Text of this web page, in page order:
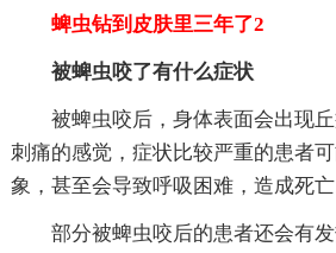
蜱虫钻到皮肤里三年了2
被蜱虫咬了有什么症状
被蜱虫咬后，身体表面会出现
刺痛的感觉，症状比较严重的患者
象，甚至会导致呼吸困难，造成死亡
部分被蜱虫咬后的患者还会有